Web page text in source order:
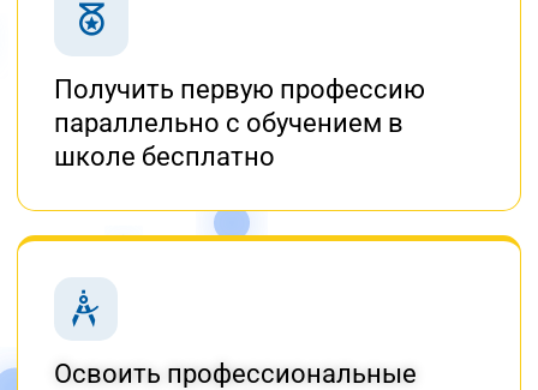
Получить первую профессию
параллельно с обучением в
школе бесплатно
Освоить профессиональные